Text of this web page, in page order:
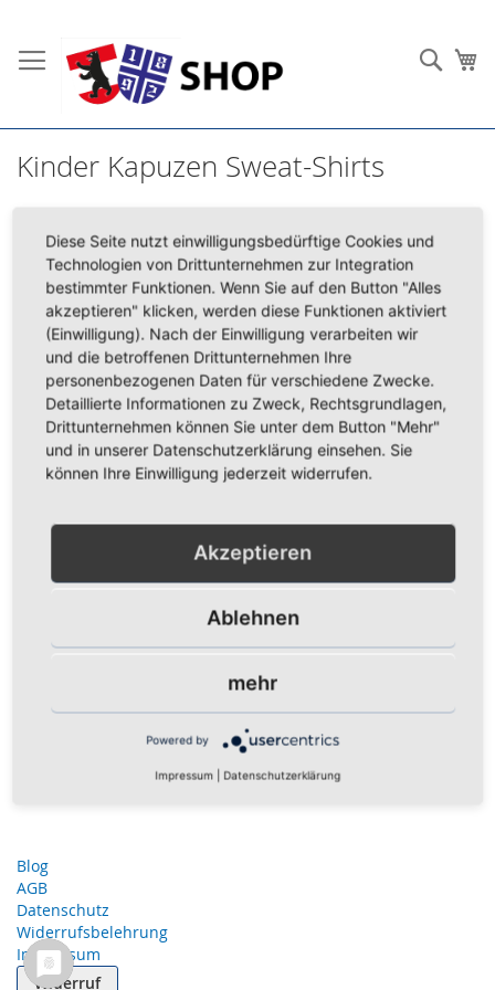
zum
Inhalt
Kinder Kapuzen Sweat-Shirts
Wir können keine Produkte entsprechend dieser Auswahl
finden
Mein Wunschzettel
Sie haben keine Artikel auf Ihrem Wunschzettel.
Blog
AGB
Datenschutz
Widerrufsbelehrung
Impressum
Widerruf
Diese Seite nutzt einwilligungsbedürftige Cookies und
Technologien von Drittunternehmen zur Integration
bestimmter Funktionen. Wenn Sie auf den Button "Alles
akzeptieren" klicken, werden diese Funktionen aktiviert
(Einwilligung). Nach der Einwilligung verarbeiten wir
und die betroffenen Drittunternehmen Ihre
personenbezogenen Daten für verschiedene Zwecke.
Detaillierte Informationen zu Zweck, Rechtsgrundlagen,
Drittunternehmen können Sie unter dem Button "Mehr"
und in unserer Datenschutzerklärung einsehen. Sie
können Ihre Einwilligung jederzeit widerrufen.
Akzeptieren
Ablehnen
mehr
Powered by
Impressum Datenschutzerklärung